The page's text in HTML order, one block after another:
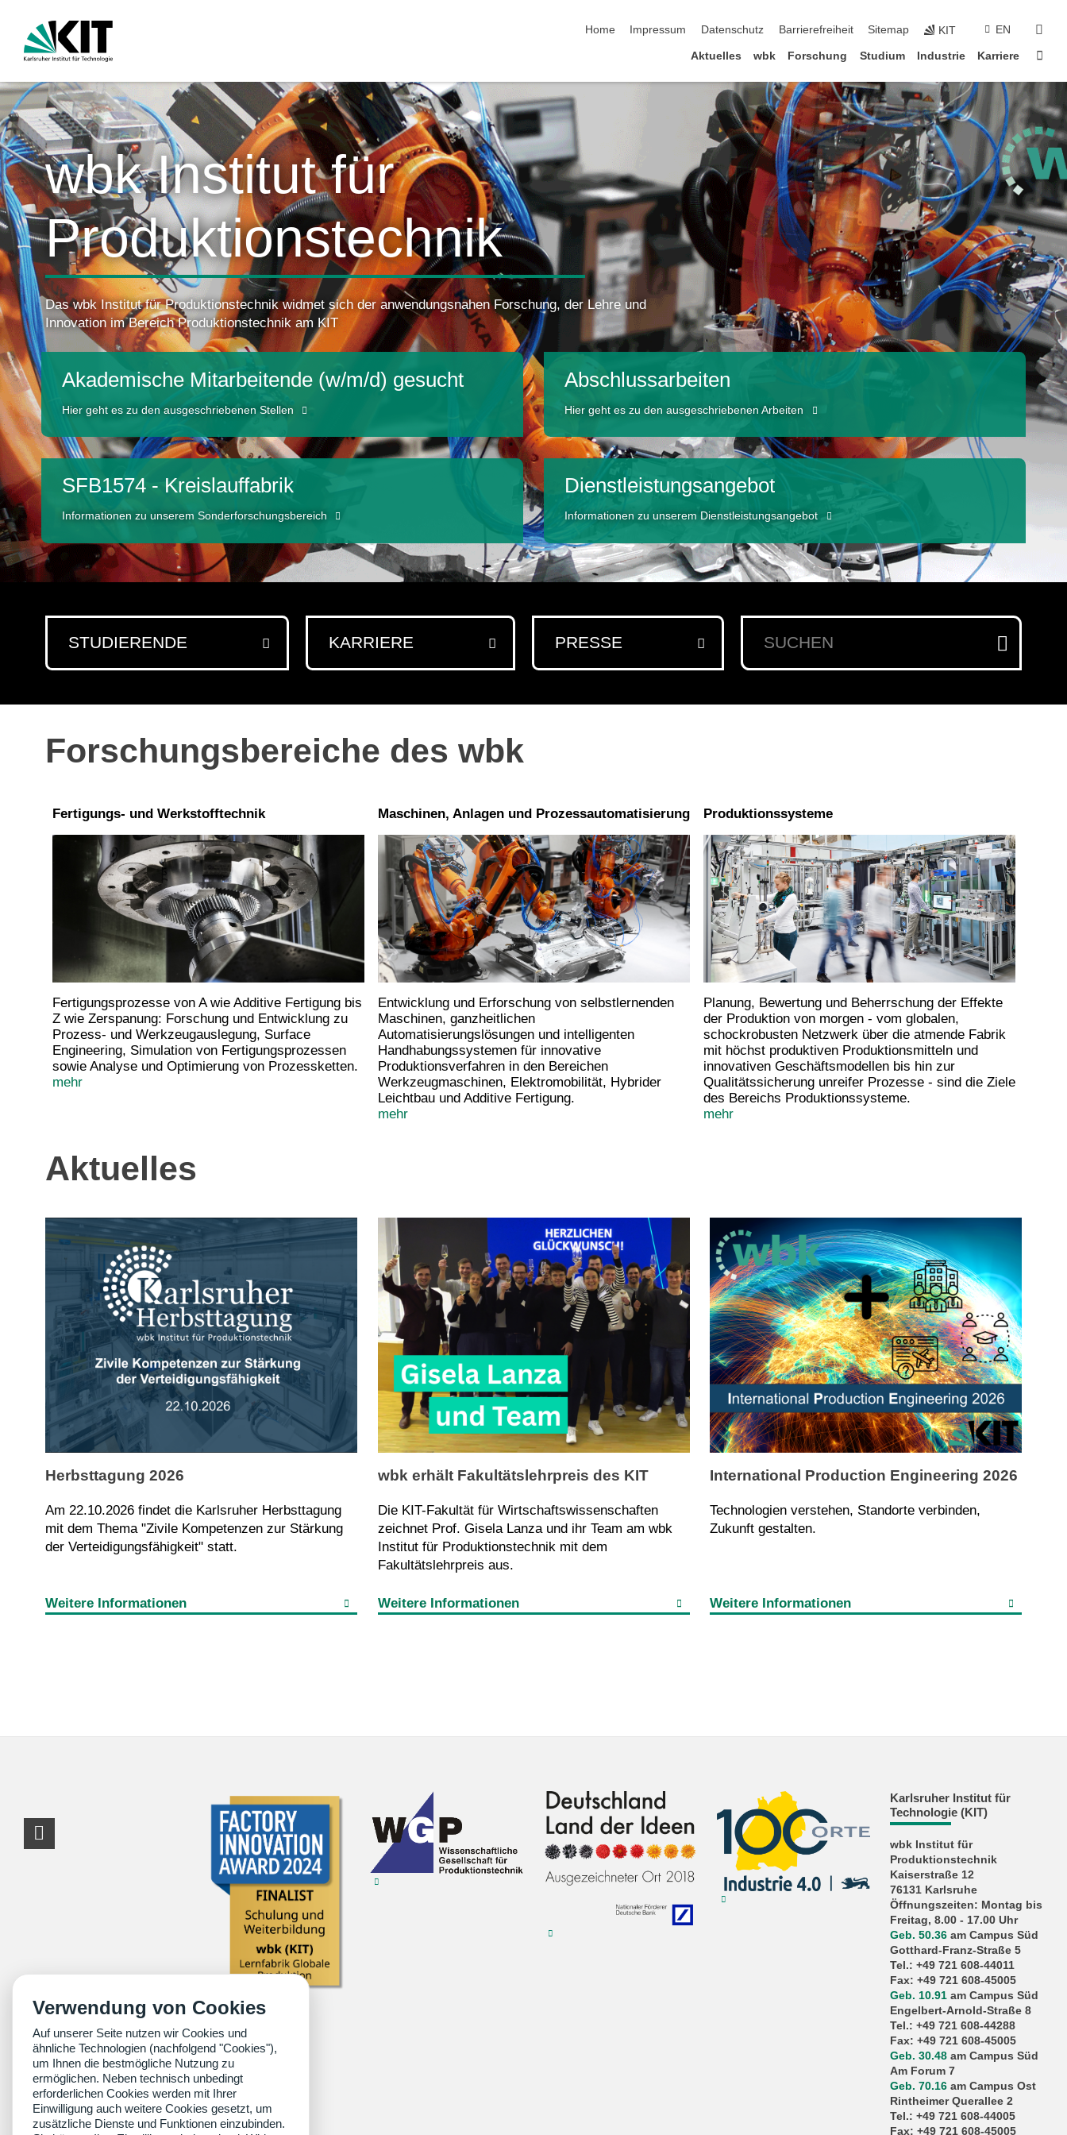
Home
Impressum Datenschutz Barrierefreiheit Sitemap KIT EN
Aktuelles wbk Forschung Studium Industrie Karriere
wbk Institut für
Produktionstechnik
Das wbk Institut für Produktionstechnik widmet sich der anwendungsnahen Forschung, der Lehre und
Innovation im Bereich Produktionstechnik am KIT
Akademische Mitarbeitende (w/m/d) gesucht
Hier geht es zu den ausgeschriebenen Stellen
Abschluss­arbeiten
Hier geht es zu den ausgeschriebenen Arbeiten
SFB1574 - Kreislauffabrik
Informationen zu unserem Sonderforschungsbereich
Dienstleistungsangebot
Informationen zu unserem Dienstleistungsangebot
STUDIERENDE KARRIERE PRESSE
Forschungsbereiche des wbk
Fertigungs- und Werkstofftechnik Maschinen, Anlagen und Prozessautomatisierung Produktionssysteme
Fertigungsprozesse von A wie Additive Fertigung bis
Z wie Zerspanung: Forschung und Entwicklung zu
Prozess- und Werkzeugauslegung, Surface
Engineering, Simulation von Fertigungsprozessen
sowie Analyse und Optimierung von Prozessketten.
mehr
Entwicklung und Erforschung von selbstlernenden
Maschinen, ganzheitlichen
Automatisierungslösungen und intelligenten
Handhabungssystemen für innovative
Produktionsverfahren in den Bereichen
Werkzeugmaschinen, Elektromobilität, Hybrider
Leichtbau und Additive Fertigung.
mehr
Planung, Bewertung und Beherrschung der Effekte
der Produktion von morgen - vom globalen,
schockrobusten Netzwerk über die atmende Fabrik
mit höchst produktiven Produktionsmitteln und
innovativen Geschäftsmodellen bis hin zur
Qualitätssicherung unreifer Prozesse - sind die Ziele
des Bereichs Produktionssysteme.
mehr
Aktuelles
Herbsttagung 2026
Am 22.10.2026 findet die Karlsruher Herbsttagung
mit dem Thema "Zivile Kompetenzen zur Stärkung
der Verteidigungsfähigkeit" statt.
Weitere Informationen
wbk erhält Fakultätslehrpreis des KIT
Die KIT-Fakultät für Wirtschaftswissenschaften
zeichnet Prof. Gisela Lanza und ihr Team am wbk
Institut für Produktionstechnik mit dem
Fakultätslehrpreis aus.
Weitere Informationen
International Production Engineering 2026
Technologien verstehen, Standorte verbinden,
Zukunft gestalten.
Weitere Informationen
Karlsruher Institut für
Technologie (KIT)
wbk Institut für
Produktionstechnik
Kaiserstraße 12
76131 Karlsruhe
Öffnungszeiten: Montag bis
Freitag, 8.00 - 17.00 Uhr
Geb. 50.36 am Campus Süd
Gotthard-Franz-Straße 5
Tel.: +49 721 608-44011
Fax: +49 721 608-45005
Geb. 10.91 am Campus Süd
Engelbert-Arnold-Straße 8
Tel.: +49 721 608-44288
Fax: +49 721 608-45005
Geb. 30.48 am Campus Süd
Am Forum 7
Geb. 70.16 am Campus Ost
Rintheimer Querallee 2
Tel.: +49 721 608-44005
Fax: +49 721 608-45005
RSS-Feed
Verwendung von Cookies
Auf unserer Seite nutzen wir Cookies und
ähnliche Technologien (nachfolgend "Cookies"),
um Ihnen die bestmögliche Nutzung zu
ermöglichen. Neben technisch unbedingt
erforderlichen Cookies werden mit Ihrer
Einwilligung auch weitere Cookies gesetzt, um
zusätzliche Dienste und Funktionen einzubinden.